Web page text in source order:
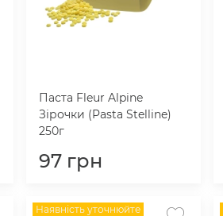
Паста Fleur Alpine
Зірочки (Pasta Stelline)
250г
97 грн
Наявність уточнюйте